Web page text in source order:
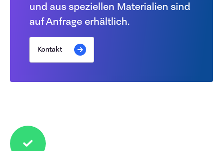
und aus speziellen Materialien sind
auf Anfrage erhältlich.
Kontakt